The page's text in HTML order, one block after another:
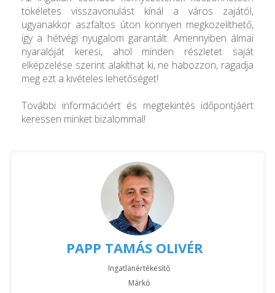
tökéletes visszavonulást kínál a város zajától,
ugyanakkor aszfaltos úton könnyen megközelíthető,
így a hétvégi nyugalom garantált. Amennyiben álmai
nyaralóját keresi, ahol minden részletet saját
elképzelése szerint alakíthat ki, ne habozzon, ragadja
meg ezt a kivételes lehetőséget!
További információért és megtekintés időpontjáért
keressen minket bizalommal!
PAPP TAMÁS OLIVÉR
Ingatlanértékesítő
Márkó